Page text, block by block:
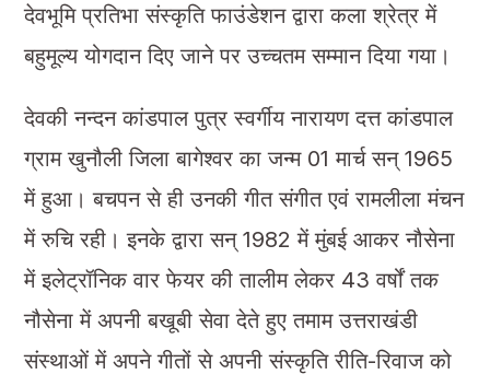
देवभूमि प्रतिभा संस्कृति फाउंडेशन द्वारा कला श्रेत्र में
बहुमूल्य योगदान दिए जाने पर उच्चतम सम्मान दिया गया।
देवकी नन्दन कांडपाल पुत्र स्वर्गीय नारायण दत्त कांडपाल
ग्राम खुनौली जिला बागेश्वर का जन्म 01 मार्च सन् 1965
में हुआ। बचपन से ही उनकी गीत संगीत एवं रामलीला मंचन
में रुचि रही। इनके द्वारा सन् 1982 में मुंबई आकर नौसेना
में इलेट्रॉनिक वार फेयर की तालीम लेकर 43 वर्षों तक
नौसेना में अपनी बखूबी सेवा देते हुए तमाम उत्तराखंडी
संस्थाओं में अपने गीतों से अपनी संस्कृति रीति-रिवाज को